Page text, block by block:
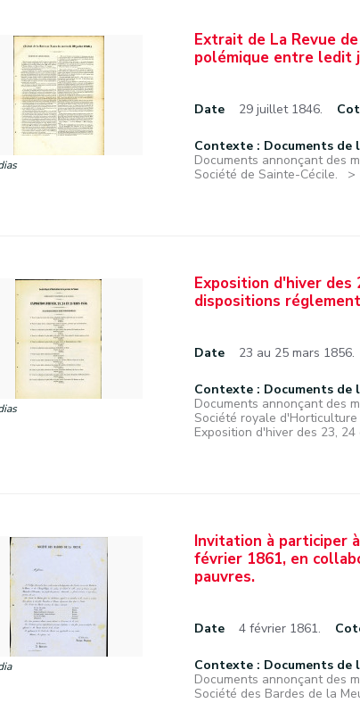
Extrait de La Revue
polémique entre ledit
Date 29 juillet 1846.
Contexte : Documents de
Documents annonçant des
Société de Sainte-Cécile.
Exposition d'hiver des
dispositions
Date 23 au 25 mars 1856.
Contexte : Documents de
Documents annonçant des
Société royale
Exposition d'hiver des 23,
Invitation à participer
février 1861, en
pauvres.
Date 4 février 1861.
Contexte : Documents de
Documents annonçant des
Société des Bardes de la